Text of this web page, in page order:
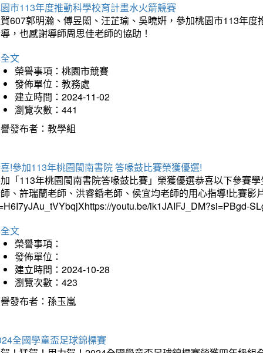
市113年度推動科學校育計畫水火箭競賽
607郭明瀚、傅昱閎、汪芷瑜、吳曉姸，參加桃園市113年
，也感謝導師周思佳老師的協助！
文
榮譽事項：桃園市競賽
發佈單位：教務處
建立時間：2024-11-02
瀏覽次數：441
發布者：教學組
!參加113年桃園閩南書院 答喙鼓比賽榮獲優選!
「113年桃園閩南書院答喙鼓比賽」榮獲優選恭喜以下參賽
、許瑞蘭老師、洪睿錉老師、侯宜均老師的用心指導!比賽影
youtu.be/ik1JAIFJ_DM?si=PBgd-
文
榮譽事項：
發佈單位：
建立時間：2024-10-28
瀏覽次數：423
發布者：孫玉嵐
全國學童盃足球錦標賽